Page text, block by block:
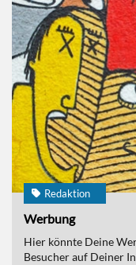
Redaktion
Werbung
Hier könnte Deine
Besucher auf Deiner